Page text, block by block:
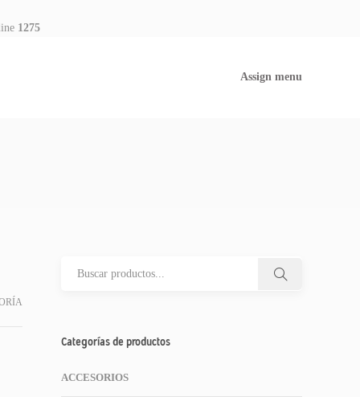
1275
Assign menu
Categorías de productos
ACCESORIOS